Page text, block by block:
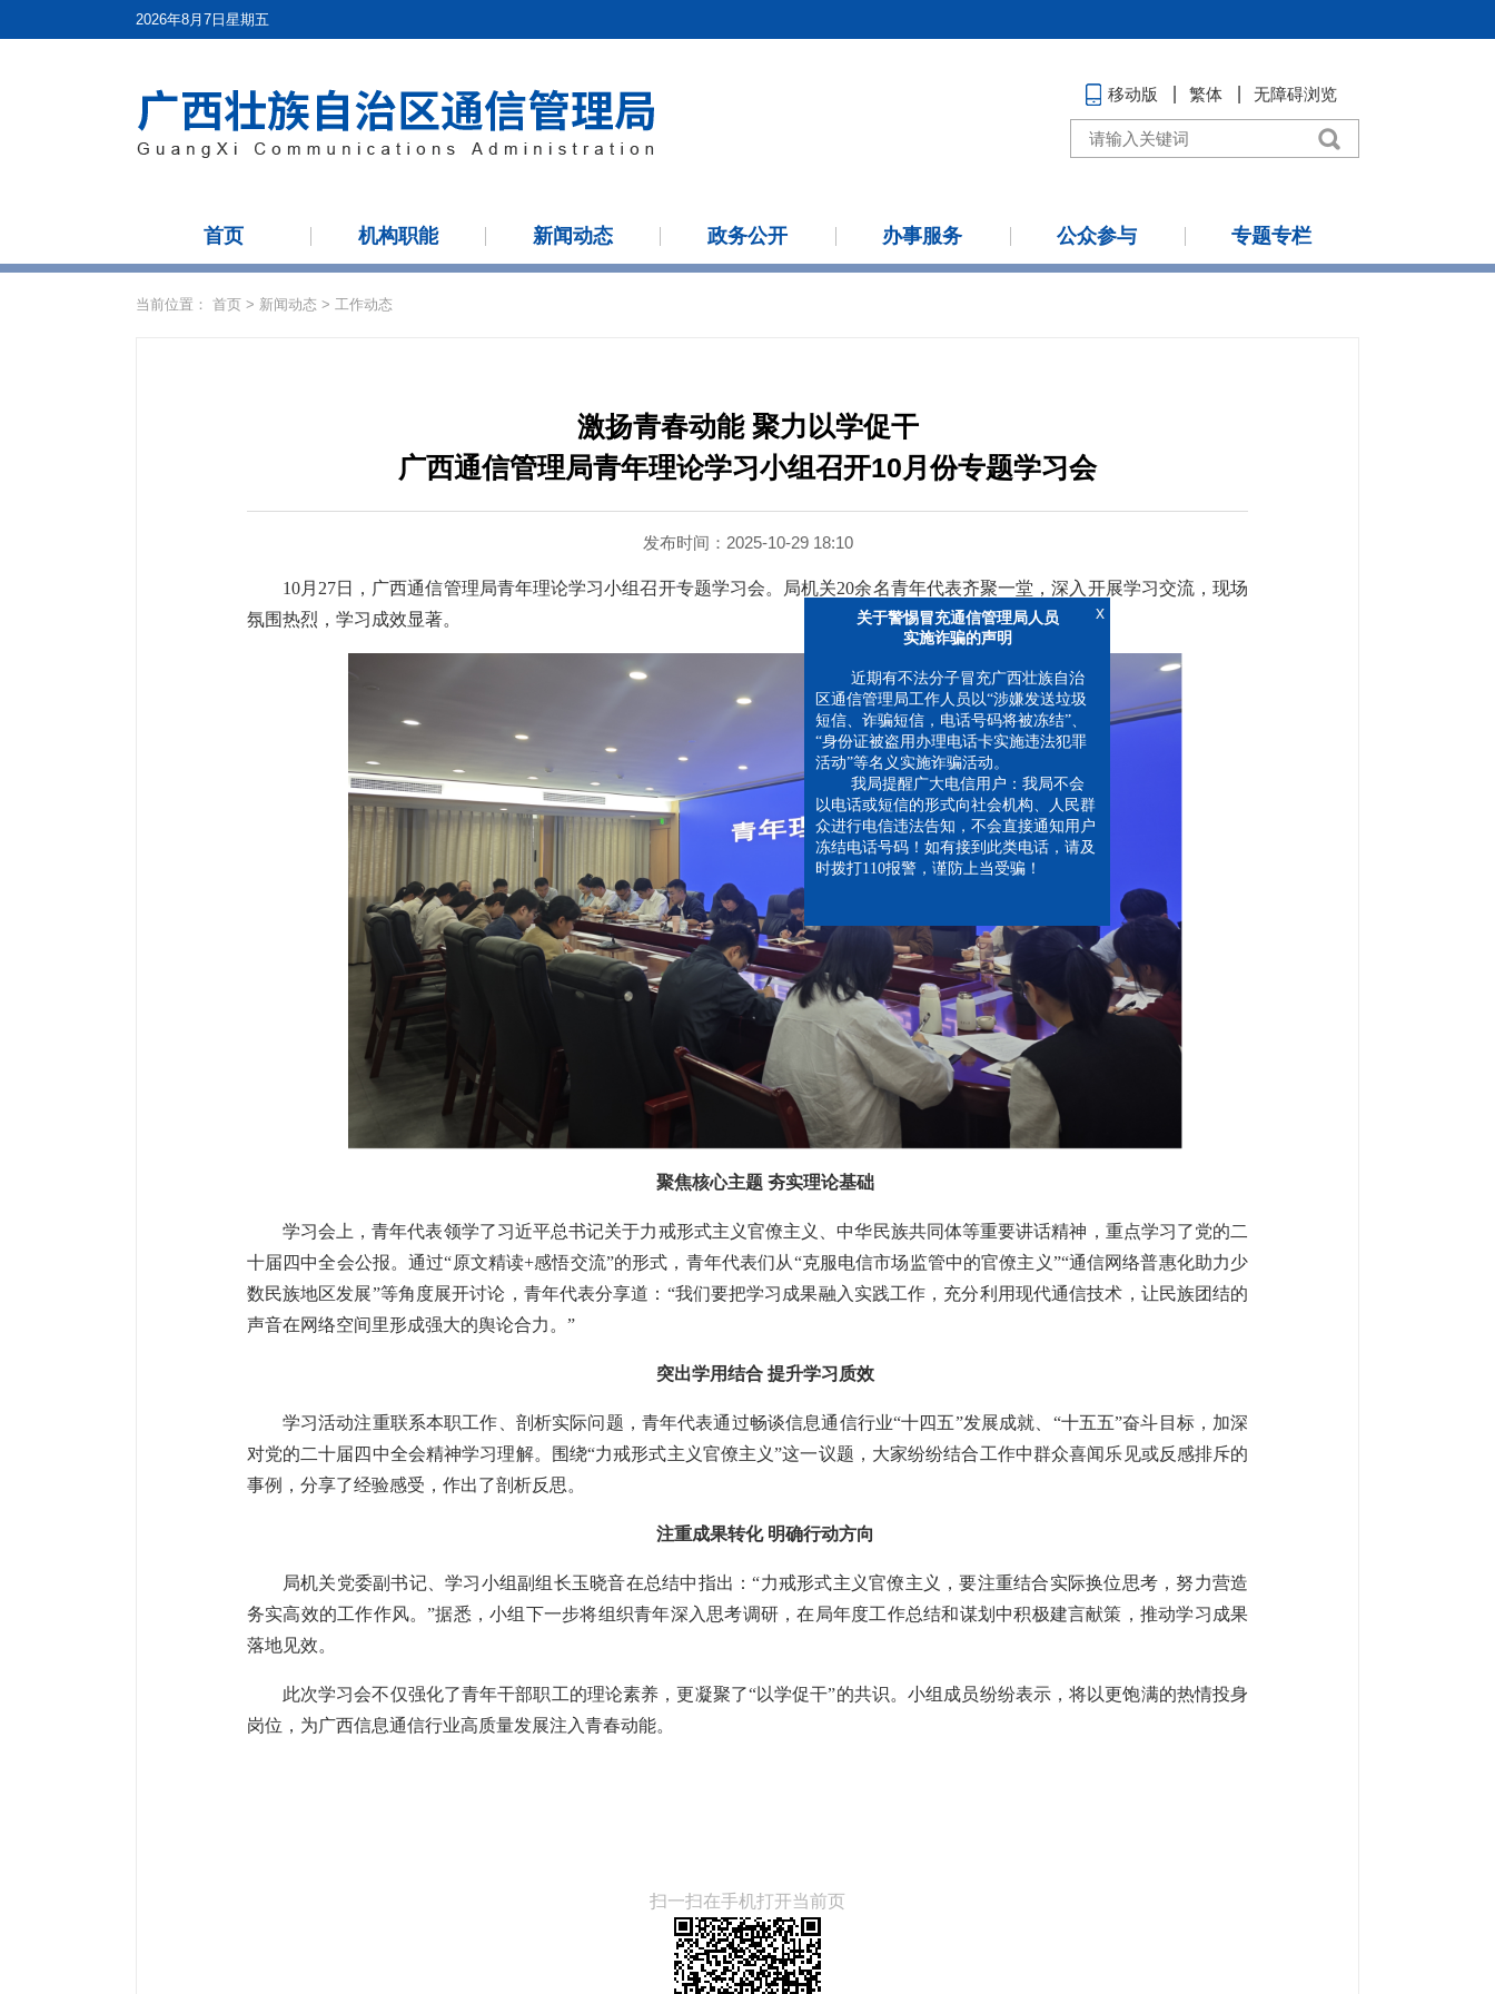
2026年8月7日星期五
移动版 繁体 无障碍浏览
首页 机构职能 新闻动态 政务公开 办事服务 公众参与 专题专栏
当前位置： 首页 > 新闻动态 > 工作动态
激扬青春动能 聚力以学促干
广西通信管理局青年理论学习小组召开10月份专题学习会
发布时间：2025-10-29 18:10
10月27日，广西通信管理局青年理论学习小组召开专题学习会。局机关20余名青年代表齐聚一堂，深入开展学习交流，现场
氛围热烈，学习成效显著。
聚焦核心主题 夯实理论基础
学习会上，青年代表领学了习近平总书记关于力戒形式主义官僚主义、中华民族共同体等重要讲话精神，重点学习了党的二
十届四中全会公报。通过“原文精读+感悟交流”的形式，青年代表们从“克服电信市场监管中的官僚主义”“通信网络普惠化助力少
数民族地区发展”等角度展开讨论，青年代表分享道：“我们要把学习成果融入实践工作，充分利用现代通信技术，让民族团结的
声音在网络空间里形成强大的舆论合力。”
突出学用结合 提升学习质效
学习活动注重联系本职工作、剖析实际问题，青年代表通过畅谈信息通信行业“十四五”发展成就、“十五五”奋斗目标，加深
对党的二十届四中全会精神学习理解。围绕“力戒形式主义官僚主义”这一议题，大家纷纷结合工作中群众喜闻乐见或反感排斥的
事例，分享了经验感受，作出了剖析反思。
注重成果转化 明确行动方向
局机关党委副书记、学习小组副组长玉晓音在总结中指出：“力戒形式主义官僚主义，要注重结合实际换位思考，努力营造
务实高效的工作作风。”据悉，小组下一步将组织青年深入思考调研，在局年度工作总结和谋划中积极建言献策，推动学习成果
落地见效。
此次学习会不仅强化了青年干部职工的理论素养，更凝聚了“以学促干”的共识。小组成员纷纷表示，将以更饱满的热情投身
岗位，为广西信息通信行业高质量发展注入青春动能。
扫一扫在手机打开当前页
关于警惕冒充通信管理局人员
实施诈骗的声明
近期有不法分子冒充广西壮族自治
区通信管理局工作人员以“涉嫌发送垃圾
短信、诈骗短信，电话号码将被冻结”、
“身份证被盗用办理电话卡实施违法犯罪
活动”等名义实施诈骗活动。
我局提醒广大电信用户：我局不会
以电话或短信的形式向社会机构、人民群
众进行电信违法告知，不会直接通知用户
冻结电话号码！如有接到此类电话，请及
时拨打110报警，谨防上当受骗！